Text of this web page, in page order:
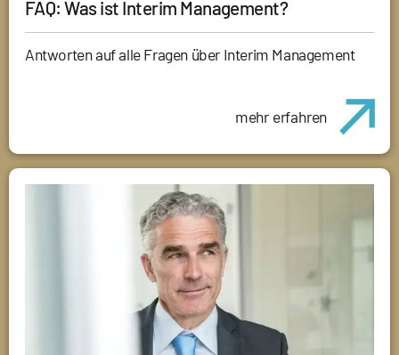
FAQ: Was ist Interim Management?
Antworten auf alle Fragen über Interim Management
mehr erfahren